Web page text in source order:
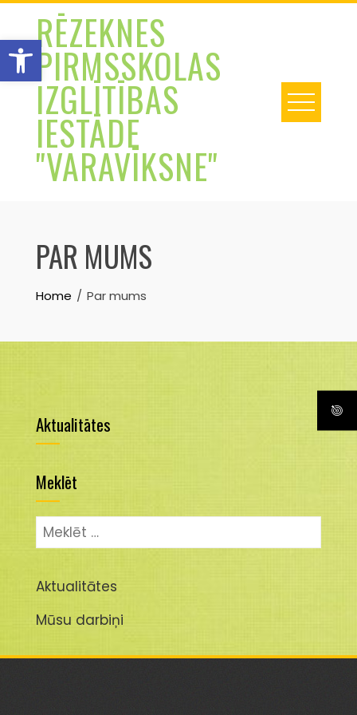
Open toolbar
Skip
contentRĒZEKNES
PIRMSSKOLAS
IZGLĪTĪBAS
IESTĀDE
"VARAVĪKSNE"
PAR MUMS
Home Par mums
Aktualitātes
Meklēt
Meklēt:
Aktualitātes
Mūsu darbiņi